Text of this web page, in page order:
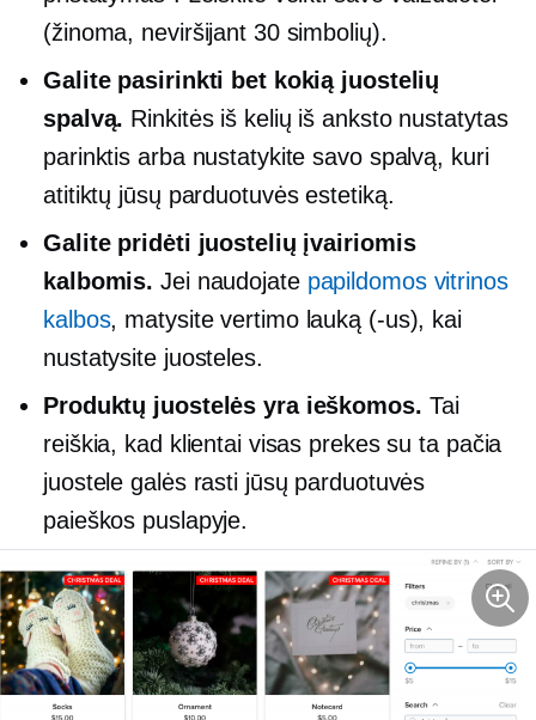
(žinoma, neviršijant 30 simbolių).
Galite pasirinkti bet kokią juostelių
spalvą. Rinkitės iš kelių iš anksto nustatytas
parinktis arba nustatykite savo spalvą, kuri
atitiktų jūsų parduotuvės estetiką.
Galite pridėti juostelių įvairiomis
kalbomis. Jei naudojate papildomos vitrinos
kalbos, matysite vertimo lauką (-us), kai
nustatysite juosteles.
Produktų juostelės yra ieškomos. Tai
reiškia, kad klientai visas prekes su ta pačia
juostele galės rasti jūsų parduotuvės
paieškos puslapyje.